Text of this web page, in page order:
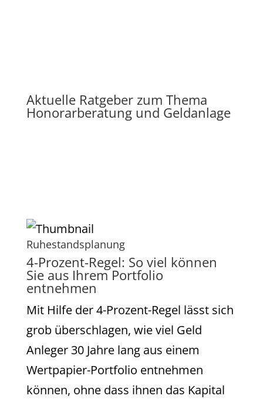
Aktuelle Ratgeber zum Thema
Honorarberatung und Geldanlage
Ruhestandsplanung
4-Prozent-Regel: So viel können
Sie aus Ihrem Portfolio
entnehmen
Mit Hilfe der 4-Prozent-Regel lässt sich
grob überschlagen, wie viel Geld
Anleger 30 Jahre lang aus einem
Wertpapier-Portfolio entnehmen
können, ohne dass ihnen das Kapital